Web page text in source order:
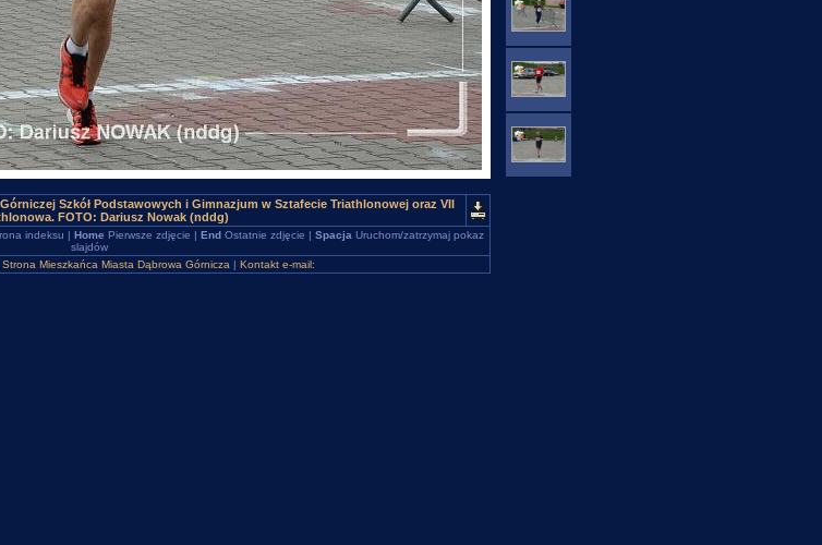
Szkół Podstawowych i Gimnazjum w Sztafecie Triathlonowej oraz VII
FOTO: Dariusz Nowak (nddg)
indeksu | Home Pierwsze zdjęcie | EndOstatnie zdjęcie | Spacja Uruchom/zatrzymaj pokaz
slajdów
Strona Mieszkańca Miasta Dąbrowa Górnicza | Kontakt e-mail: